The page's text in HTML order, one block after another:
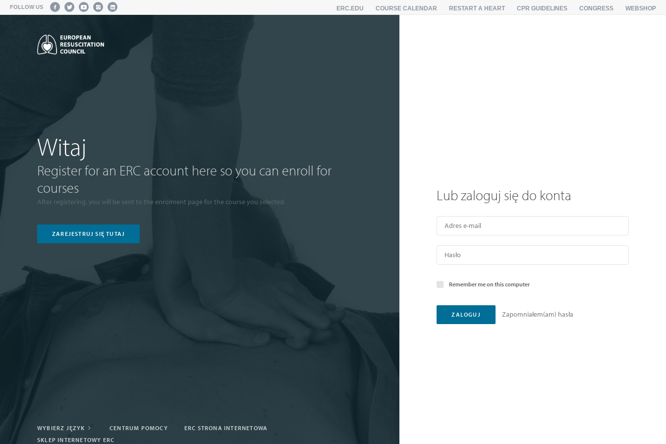
FOLLOW US ERC.EDU COURSE CALENDAR RESTART A HEART CPR GUIDELINES CONGRESS WEBSHOP
Witaj
Register for an ERC account here so you can enroll for
courses
After registering, you will be sent to the enrolment page for the course you selected.
ZAREJESTRUJ SIĘ TUTAJ
WYBIERZ JĘZYK CENTRUM POMOCY
ERC STRONA INTERNETOWA
SKLEP INTERNETOWY ERC
Lub zaloguj się do konta
Remember me on this computer
Zapomniałem(am) hasła